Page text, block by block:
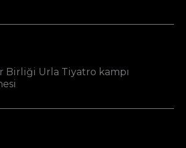
Birliği Urla Tiyatro kampı